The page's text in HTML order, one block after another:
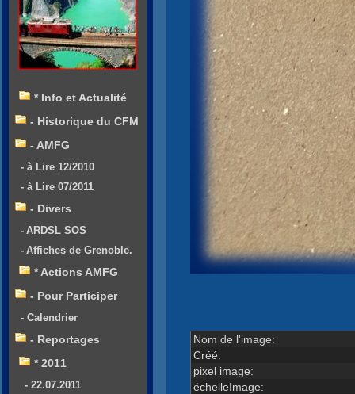
Nom de l'image:
Créé:
pixel image:
échelleImage:
* Info et Actualité
- Historique du CFM
- AMFG
- à Lire 12/2010
- à Lire 07/2011
- Divers
- ARDSL SOS
- Affiches de Grenoble.
* Actions AMFG
- Pour Participer
- Calendrier
- Reportages
* 2011
- 22.07.2011